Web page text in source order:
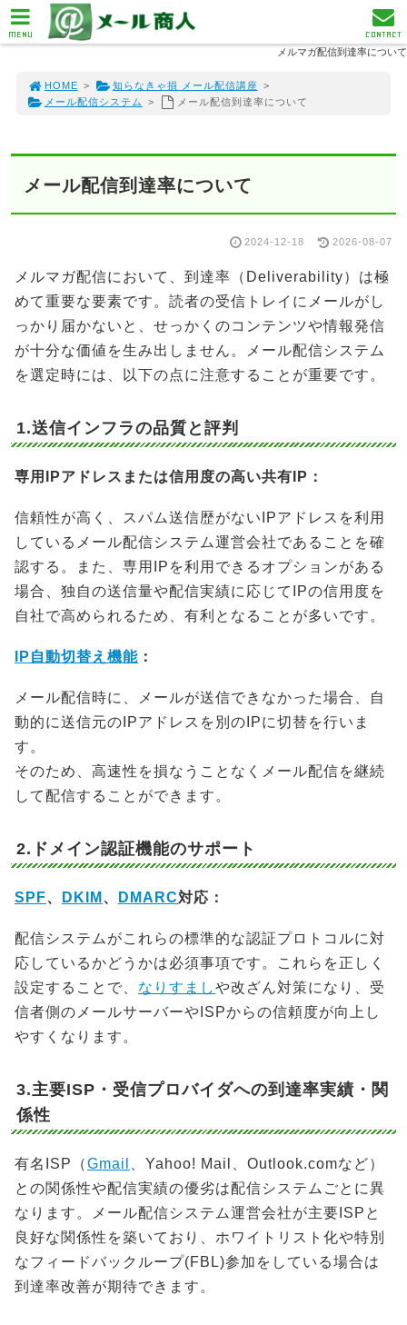
メルマガ配信到達率について
HOME > 知らなきゃ損 メール配信講座 >
メール配信システム
> メール配信到達率について
メール配信到達率について
2024-12-18 2026-08-07
メルマガ配信において、到達率（Deliverability）は極
めて重要な要素です。読者の受信トレイにメールがし
っかり届かないと、せっかくのコンテンツや情報発信
が十分な価値を生み出しません。メール配信システム
を選定時には、以下の点に注意することが重要です。
1.送信インフラの品質と評判
専用IPアドレスまたは信用度の高い共有IP：
信頼性が高く、スパム送信歴がないIPアドレスを利用
しているメール配信システム運営会社であることを確
認する。また、専用IPを利用できるオプションがある
場合、独自の送信量や配信実績に応じてIPの信用度を
自社で高められるため、有利となることが多いです。
IP自動切替え機能 ：
メール配信時に、メールが送信できなかった場合、自
動的に送信元のIPアドレスを別のIPに切替を行いま
す。
そのため、高速性を損なうことなくメール配信を継続
して配信することができます。
2.ドメイン認証機能のサポート
SPF、 DKIM 、 DMARC対応：
配信システムがこれらの標準的な認証プロトコルに対
応しているかどうかは必須事項です。これらを正しく
設定することで、 なりすましや改ざん対策になり、受
信者側のメールサーバーやISPからの信頼度が向上し
やすくなります。
3.主要ISP・受信プロバイダへの到達率実績・関
係性
有名ISP（Gmail
、Yahoo! Mail、Outlook.comなど）
との関係性や配信実績の優劣は配信システムごとに異
なります。メール配信システム運営会社が主要ISPと
良好な関係性を築いており、ホワイトリスト化や特別
なフィードバックループ(FBL)参加をしている場合は
到達率改善が期待できます。
MENU CONTACT